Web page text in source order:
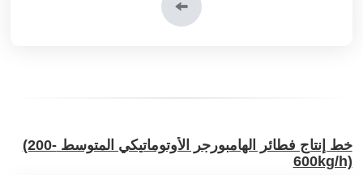
خط إنتاج فطائر الهامبورجر الأوتوماتيكي المتوسط(200-
600kg/h)